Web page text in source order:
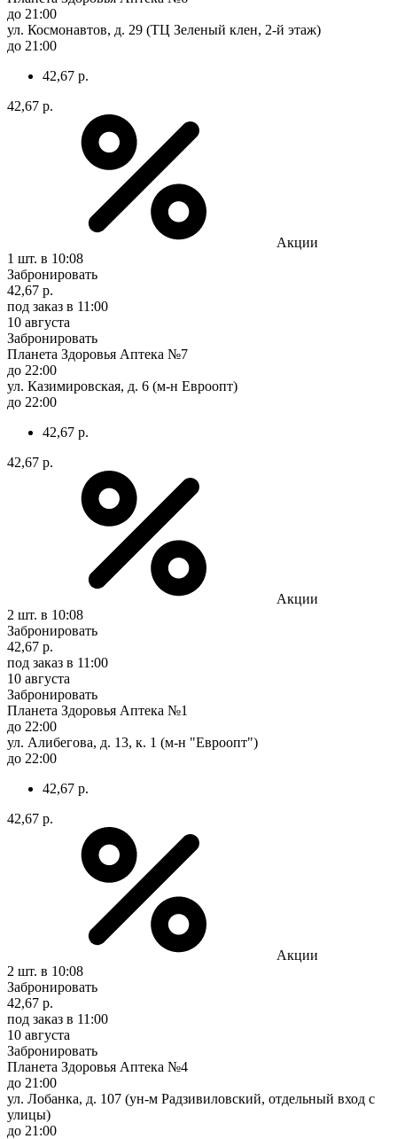
до 21:00
ул. Космонавтов, д. 29 (ТЦ Зеленый клен, 2-й этаж)
до 21:00
42,67 р.
42,67 р.
Акции
1 шт. в 10:08
Забронировать
42,67 р.
под заказ в 11:00
10 августа
Забронировать
Планета Здоровья Аптека №7
до 22:00
ул. Казимировская, д. 6 (м-н Евроопт)
до 22:00
42,67 р.
42,67 р.
Акции
2 шт. в 10:08
Забронировать
42,67 р.
под заказ в 11:00
10 августа
Забронировать
Планета Здоровья Аптека №1
до 22:00
ул. Алибегова, д. 13, к. 1 (м-н "Евроопт")
до 22:00
42,67 р.
42,67 р.
Акции
2 шт. в 10:08
Забронировать
42,67 р.
под заказ в 11:00
10 августа
Забронировать
Планета Здоровья Аптека №4
до 21:00
ул. Лобанка, д. 107 (ун-м Радзивиловский, отдельный вход с
улицы)
до 21:00